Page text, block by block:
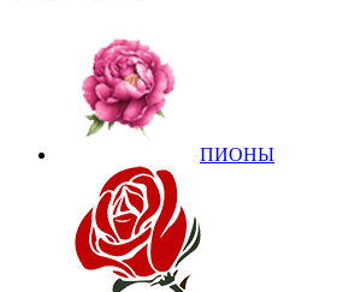
ПИОНЫ